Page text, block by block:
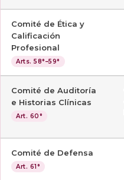
Comité de Ética y
Calificación
Profesional
Arts. 58°–59°
Comité de Auditoría
e Historias Clínicas
Art. 60°
Comité de Defensa
Art. 61°